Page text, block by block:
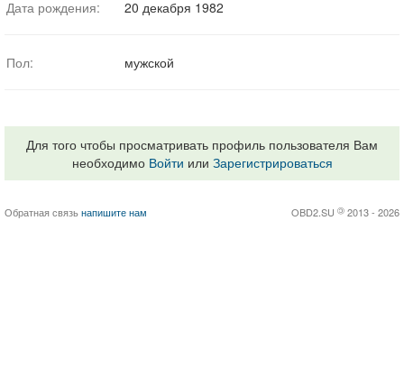
Дата рождения: 20 декабря 1982
Пол: мужской
Для того чтобы просматривать профиль пользователя Вам
необходимо Войти или Зарегистрироваться
Обратная связьнапишите нам OBD2.SU ©2013 - 2026